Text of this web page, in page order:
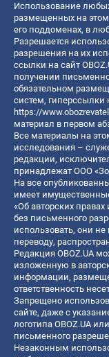
Использование
размещенных на этом
его поддоменах, в
Разрешается
разрешения на их
ссылки на сайт
получении
обязательном
систем, гиперссылки
https://
материал в первом
Все материалы на
исследования –
редакции,
принадлежат ООО
На все
имеет
«Об авторских
без письменного
использовать, они
переводу,
Редакция OBOZ.UA
изложенную в
информации,
ответственность
Запрещено
сайте, даже с
логотипа OBOZ.UA
письменного
Незаконным